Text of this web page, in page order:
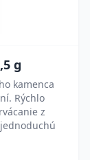
g
kamenca
Rýchlo
z